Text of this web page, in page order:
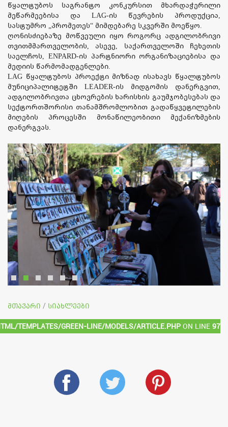
წყალტუბოს საგრანტო კონკურსით მხარდაჭერილი
მეწარმეებისა და LAG-ის წევრების პროდუქცია,
სასტუმრო „პრომეთეს“ მიმდებარე სკვერში მოეწყო.
ღონისძიებაზე მოწვეული იყო როგორც ადგილობრივი
თვითმმართველობის, ასევე, საქართველოში ჩეხეთის
საელჩოს, ENPARD-ის პარტნიორი ორგანიზაციებისა და
მედიის წარმომადგენლები.
LAG წყალტუბოს პროექტი მიზნად ისახავს წყალტუბოს
მუნიციპალიტეტში LEADER-ის მიდგომის დანერგვით,
ადგილობრივთა ცხოვრების ხარისხის გაუმჯობესებას და
სექტორთშორისი თანამშრომლობით გადაწყვეტილების
მიღების პროცესში მონაწილეობითი მექანიზმების
დანერგვას.
მთავარი / სიახლეები
templates/green-line/models/article.php on line 97